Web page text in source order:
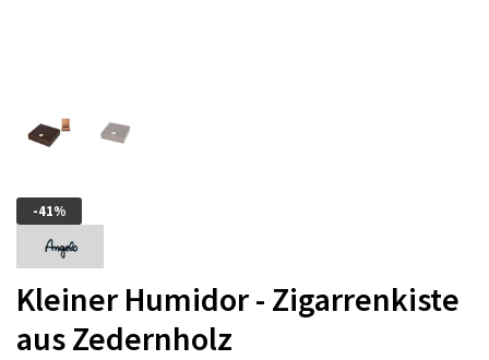
-41%
Kleiner Humidor - Zigarrenkiste
aus Zedernholz